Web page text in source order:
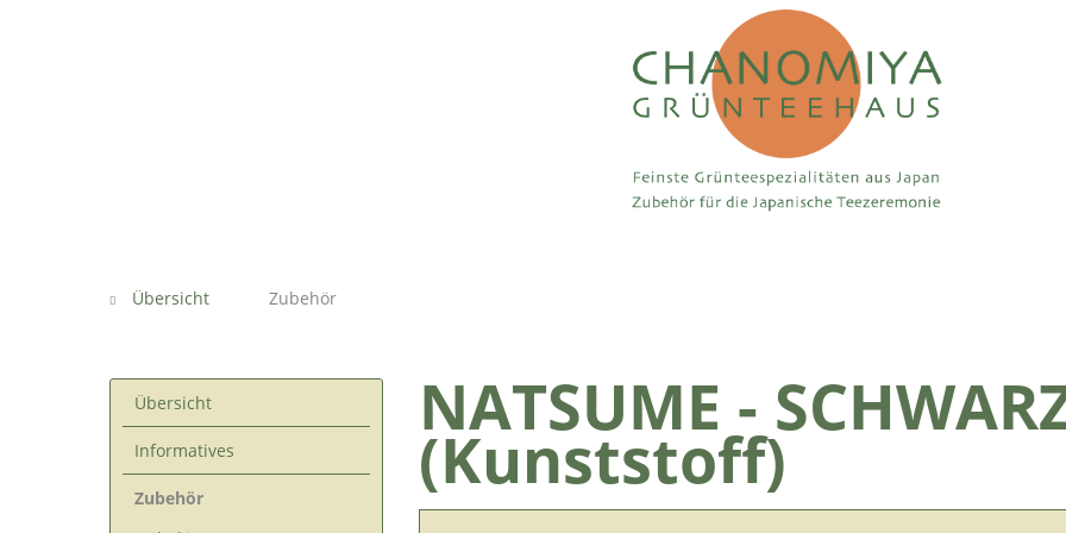
Übersicht Zubehör
Übersicht
Informatives
Zubehör
NATSUME -
(Kunststoff)